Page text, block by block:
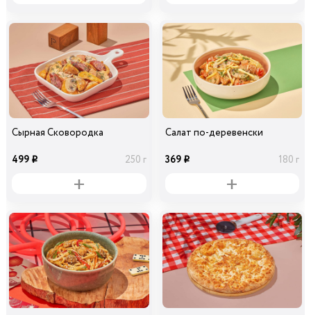
Сырная Сковородка
499 i 250 г
Салат по-деревенски
369 i 180 г